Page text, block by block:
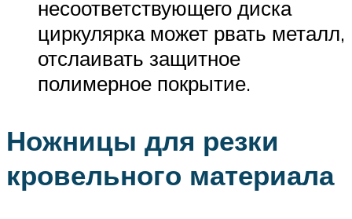
несоответствующего диска
циркулярка может рвать металл,
отслаивать защитное
полимерное покрытие.
Ножницы для резки
кровельного материала